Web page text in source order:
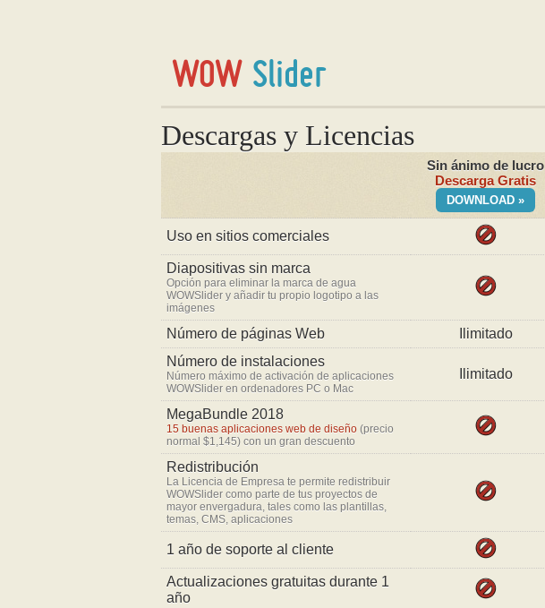
Descargas y Licencias
Sin ánimo de lucro
Descarga Gratis
DOWNLOAD »
Uso en sitios comerciales
Diapositivas sin marca
Opción para eliminar la marca de agua
WOWSlider y añadir tu propio logotipo a las
imágenes
Número de páginas Web Ilimitado
Número de instalaciones
Número máximo de activación de aplicaciones
WOWSlider en ordenadores PC o Mac
Ilimitado
MegaBundle 2018
15 buenas aplicaciones web de diseño (precio
normal $1,145) con un gran descuento
Redistribución
La Licencia de Empresa te permite redistribuir
WOWSlider como parte de tus proyectos de
mayor envergadura, tales como las plantillas,
temas, CMS, aplicaciones
1 año de soporte al cliente
Actualizaciones gratuitas durante 1
año